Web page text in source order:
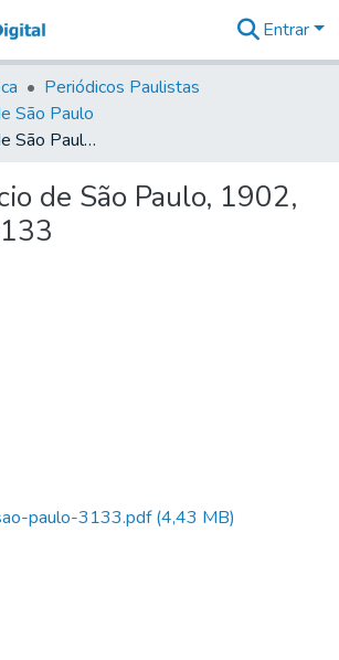
&
Coleções
Tudo na
Biblioteca
Estatísticas
Entrar
Periódicos Paulistas
São Paulo
O Commercio de São Paulo, 1902, Ano X, n. 3133
de São Paulo, 1902,
paulo-3133.pdf(4,43 MB)